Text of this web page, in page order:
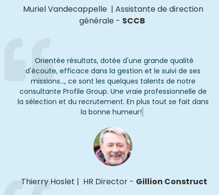
Muriel Vandecappelle | Assistantede direction
générale - SCCB
Orientée résultats, dotée d'une grande qualité
d'écoute, efficace dans la gestion et le suivi de ses
missions..., ce sont les quelques talents de notre
consultante Profile Group. Une vraie professionnelle de
la sélection et du recrutement. En plus tout se fait dans
la bonne humeur!
Thierry Hoslet | HR Director - Gillion Construct